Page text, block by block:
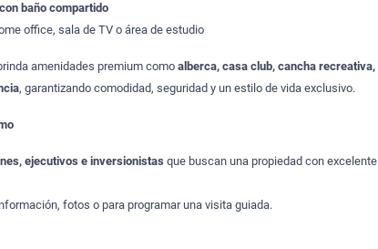
baño compartido
office, sala de TV o área de estudio
amenidades premium comoalberca, casa club, cancha recreativa,
, garantizando comodidad, seguridad y un estilo de vida exclusivo.
ejecutivos e inversionistas que buscan una propiedad con excelente
fotos o para programar una visita guiada.